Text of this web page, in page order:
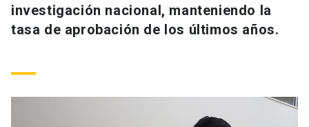
Futuros estudiantes
Go to english site launch
Admisión
investigación nacional, manteniendo la
tasa de aprobación de los últimos años.